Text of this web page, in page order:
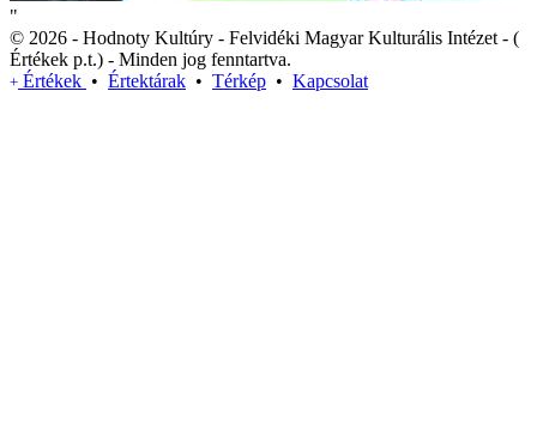
"
© 2026 - Hodnoty Kultúry - Felvidéki Magyar Kulturális Intézet - (
Értékek p.t.) - Minden jog fenntartva.
+ Értékek • Értektárak • Térkép • Kapcsolat